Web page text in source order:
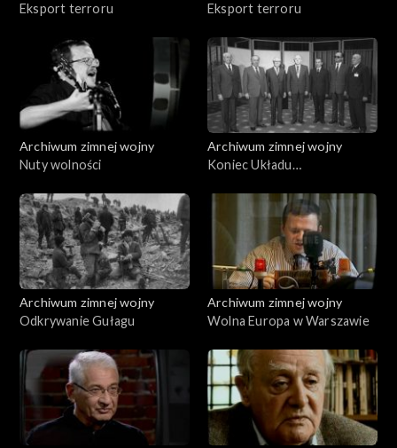
Eksport terroru
Eksport terroru
Archiwum zimnej wojny
Nuty wolności
Archiwum zimnej wojny
Koniec Układu
Archiwum zimnej wojny
Odkrywanie Gułagu
Archiwum zimnej wojny
Wolna Europa w Warszawie